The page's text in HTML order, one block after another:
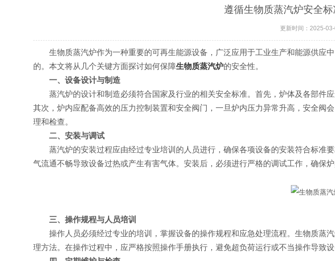
遵循生物质蒸汽炉安全
更新时间：2025-
生物质蒸汽炉作为一种重要的可再生能源设备，广泛应用于工业生产和能源供应
的。本文将从几个关键方面探讨如何保障生物质蒸汽炉的安全性。
一、设备设计与制造
蒸汽炉的设计和制造必须符合国家及行业的相关安全标准。首先，炉体及各部件
其次，炉内应配备高效的压力控制装置和安全阀门，一旦炉内压力异常升高，安全
理和检查。
二、安装与调试
蒸汽炉的安装过程应由经过专业培训的人员进行，确保各项设备的安装符合标准
气流通不畅导致设备过热或产生有害气体。安装后，必须进行严格的调试工作，确保
三、操作规程与人员培训
操作人员必须经过专业的培训，掌握设备的操作规程和应急处理流程。生物质蒸
理方法。在操作过程中，应严格按照操作手册执行，避免超负荷运行或不当操作导致设